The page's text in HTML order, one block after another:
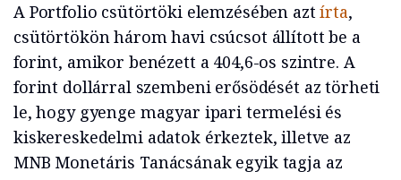
A Portfolio csütörtöki elemzésében aztírta,
csütörtökön három havi csúcsot állított be a
forint, amikor benézett a 404,6-os szintre. A
forint dollárral szembeni erősödését az törheti
le, hogy gyenge magyar ipari termelési és
kiskereskedelmi adatok érkeztek, illetve az
MNB Monetáris Tanácsának egyik tagja az